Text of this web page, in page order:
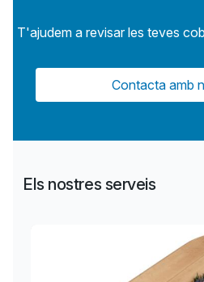
T'ajudem a revisar les teves
Contacta amb
Els nostres serveis